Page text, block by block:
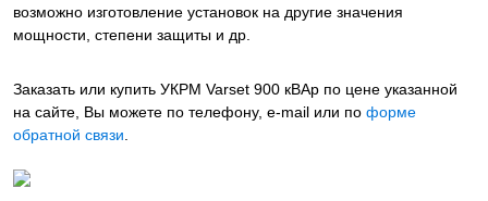
возможно изготовление установок на другие значения
мощности, степени защиты и др.
Заказать или купить УКРМ Varset 900 кВАр по цене указанной
на сайте, Вы можете по телефону, e-mail или по форме
обратной связи.